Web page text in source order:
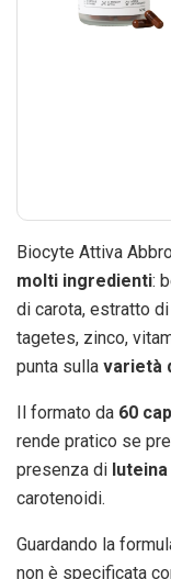
Biocyte Attiva
molti ingredienti:
di carota, estratto
tagetes, zinco,
punta sulla varietà
Il formato da 60
rende pratico se
presenza di luteina
carotenoidi.
Guardando la
non è specificata